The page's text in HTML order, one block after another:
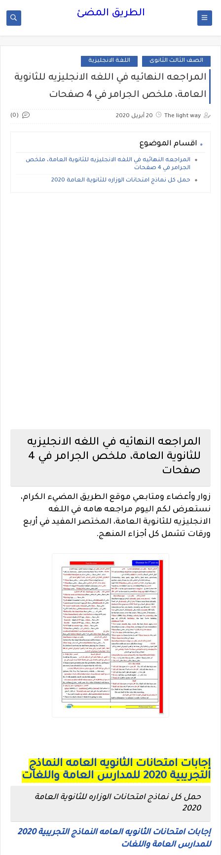
الطريق المضئ
الصف الثالث الثانوى اللغة الانجليزية
المراجعه النهائيه في اللغه الانجليزيه للثانوية
العامة، ملخص الجرامر في 4 صفحات
The light way 20 أبريل 2020 (0)
اقسام الموضوع
المراجعه النهائيه في اللغه الانجليزيه للثانوية العامة، ملخص
الجرامر في 4 صفحات
حمل كل نماذج امتحانات الوزاره للثانوية العامة 2020
المراجعه النهائيه في اللغه الانجليزيه
للثانوية العامة، ملخص الجرامر في 4
صفحات
زوار وأعضاء ومتابعي موقع الطريق المضيء الكرام،
نستعرض لكم اليوم مراجعه هامه في اللغه
الانجليزيه للثانوية العامة، المختصر المفيد في أربع
ورقات تشمل كل أجزاء المنهج.
إجابات امتحانات الثانويه العامه النماذج
التجريبية 2020 للمدارس العامة واللغات
حمل كل نماذج امتحانات الوزاره للثانوية العامة
2020
إجابات امتحانات الثانويه العامه النماذج التجريبية 2020
للمدارس العامة واللغات